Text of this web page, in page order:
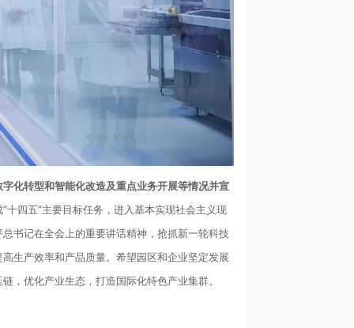
化转型和智能化改造及重点业务开展等情况并宣
四五”主要目标任务，进入基本实现社会主义现
书记在全会上的重要讲话精神，抢抓新一轮科技
生产效率和产品质量。希望园区和企业坚定发展
，优化产业生态，打造国际化特色产业集群。